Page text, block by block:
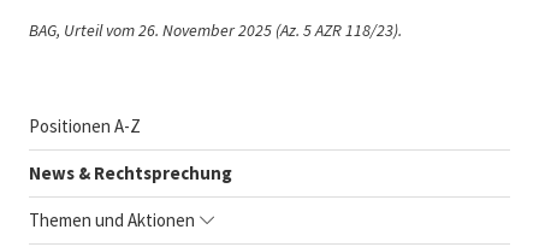
BAG, Urteil vom 26. November 2025 (Az. 5 AZR 118/23).
Positionen A-Z
News & Rechtsprechung
Themen und Aktionen